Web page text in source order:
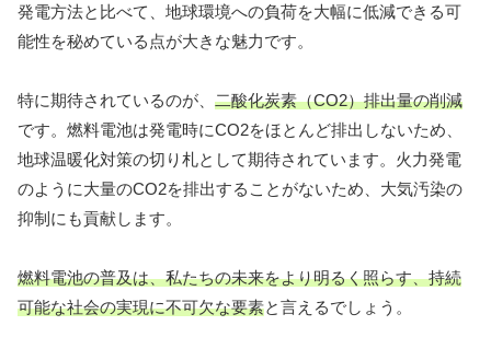
発電方法と比べて、地球環境への負荷を大幅に低減できる可
能性を秘めている点が大きな魅力です。
特に期待されているのが、 二酸化炭素（CO2）排出量の削減
です。燃料電池は発電時にCO2をほとんど排出しないため、
地球温暖化対策の切り札として期待されています。火力発電
のように大量のCO2を排出することがないため、大気汚染の
抑制にも貢献します。
燃料電池の普及は、私たちの未来をより明るく照らす、持続
可能な社会の実現に不可欠な要素と言えるでしょう。